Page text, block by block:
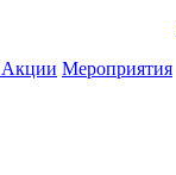
Акции Мероприятия